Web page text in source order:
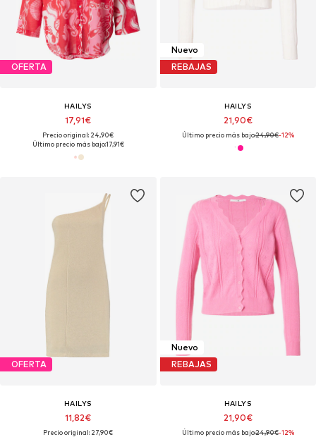
OFERTA
HAILYS
17,91€
Precio original: 24,90€
Último precio más bajo:17,91€
Nuevo
REBAJAS
HAILYS
21,90€
Último precio más bajo:24,90€-12%
OFERTA
HAILYS
11,82€
Precio original: 27,90€
Nuevo
REBAJAS
HAILYS
21,90€
Último precio más bajo:24,90€-12%